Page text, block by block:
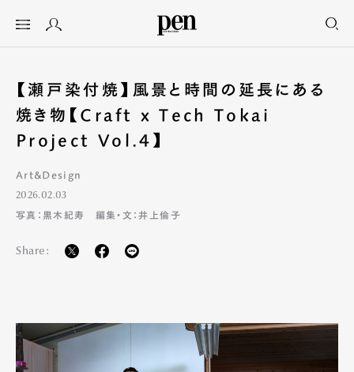
【瀬戸染付焼】風景と時間の延長にある
焼き物【Craft x Tech Tokai
Project Vol.4】
Art&Design
2026.02.03
写真：黒木紀寿 編集・文：井上倫子
Share: